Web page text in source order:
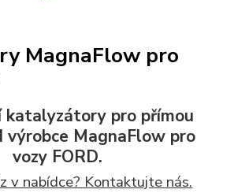
MagnaFlow pro
katalyzátory pro přímou
výrobce MagnaFlow pro
vozyFORD.
v nabídce? Kontaktujte nás.